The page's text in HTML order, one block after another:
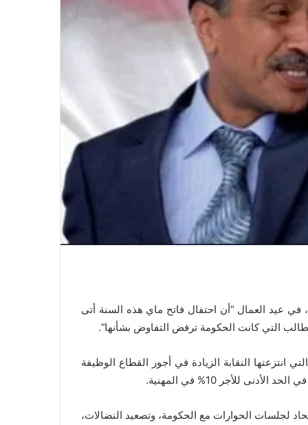
في عيد العمال “أن احتفال فاتح ماي هذه السنة أتى
التي كانت الحكومة ترفض التفاوض بشأنها”.
النقابة الزيادة في أجور القطاع الوظيفة
للأجر 10% في المهنية.
لجلسات الحوارات مع الحكومة، وتصعيد النضالات،